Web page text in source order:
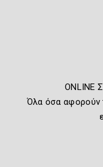
ONLINE
Όλα όσα αφορούν